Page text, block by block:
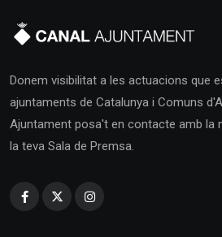
Donem visibilitat a les actuacions que
ajuntaments de Catalunya i Comuns
Ajuntament posa't en contacte amb la
la teva Sala de Premsa.